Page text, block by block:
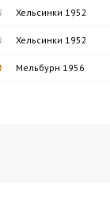
Хельсинки 1952
Хельсинки 1952
Мельбурн 1956